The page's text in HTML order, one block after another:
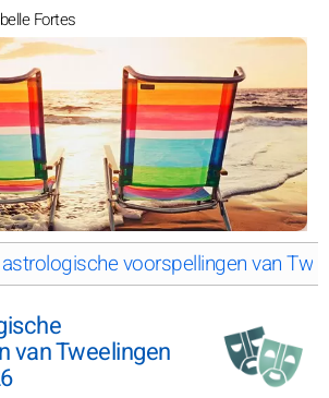
Fortes
voorspellingen van
van Tweelingen